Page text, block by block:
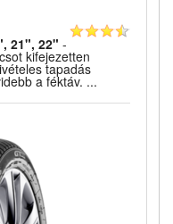
21", 22" -
kifejezetten
tapadás
a féktáv. ...